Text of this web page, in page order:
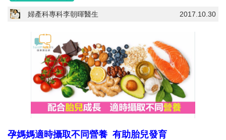
2017.10.30
婦產科專科李朝暉醫生
孕媽媽適時攝取不同營養 有助胎兒發育